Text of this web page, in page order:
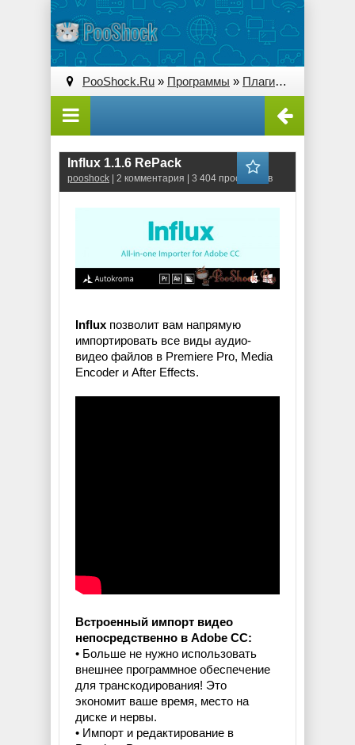
PooShock.Ru » Программы » Плагины (Plug-ins)
Influx 1.1.6 RePack
pooshock | 2 комментария | 3 404 просмотров
Influx позволит вам напрямую
импортировать все виды аудио-
видео файлов в Premiere Pro, Media
Encoder и After Effects.
Встроенный импорт видео
непосредственно в Adobe CC:
• Больше не нужно использовать
внешнее программное обеспечение
для транскодирования! Это
экономит ваше время, место на
диске и нервы.
• Импорт и редактирование в